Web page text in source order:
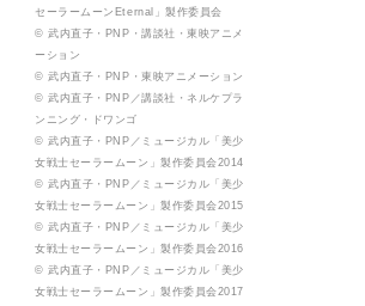
セーラームーンEternal」製作委員会
© 武内直子・PNP・講談社・東映アニメ
ーション
© 武内直子・PNP・東映アニメーション
© 武内直子・PNP／講談社・ネルケプラ
ンニング・ドワンゴ
© 武内直子・PNP／ミュージカル「美少
女戦士セーラームーン」製作委員会2014
© 武内直子・PNP／ミュージカル「美少
女戦士セーラームーン」製作委員会2015
© 武内直子・PNP／ミュージカル「美少
女戦士セーラームーン」製作委員会2016
© 武内直子・PNP／ミュージカル「美少
女戦士セーラームーン」製作委員会2017